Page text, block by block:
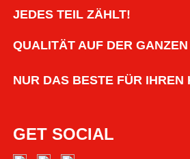
JEDES TEIL ZÄHLT!
QUALITÄT AUF DER
NUR DAS BESTE FÜR IHREN
GET SOCIAL